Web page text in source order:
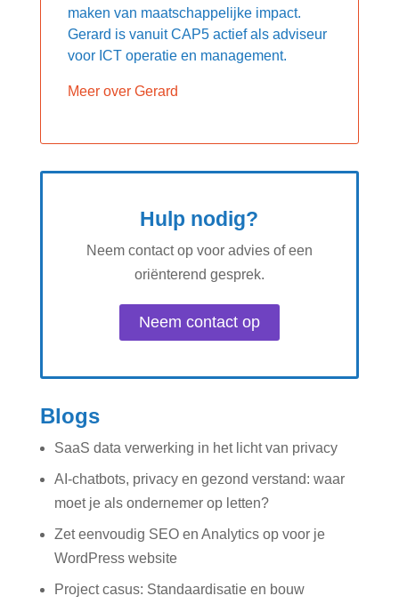
maken van maatschappelijke impact.
Gerard is vanuit CAP5 actief als adviseur
voor ICT operatie en management.
Meer over Gerard
Hulp nodig?
Neem contact op voor advies of een
oriënterend gesprek.
Neem contact op
Blogs
SaaS data verwerking in het licht van privacy
AI-chatbots, privacy en gezond verstand: waar
moet je als ondernemer op letten?
Zet eenvoudig SEO en Analytics op voor je
WordPress website
Project casus: Standaardisatie en bouw